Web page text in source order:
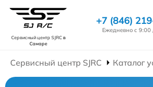
Сервисный центр SJRCв
Самаре
+7 (846)
Ежедневно с 9:00
Сервисный центр SJRC Каталог